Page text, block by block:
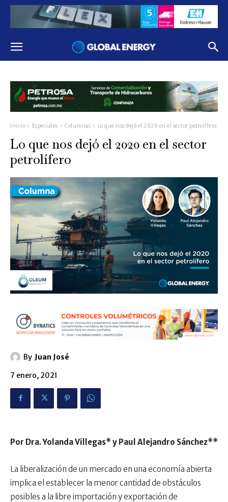
Inicio Especiales Columnas Lo que nos dejó el 2020 en el sector petrolífero
Lo que nos dejó el 2020 en el sector
petrolífero
By Juan José
7 enero, 2021
Por Dra. Yolanda Villegas* y Paul Alejandro Sánchez**
La liberalización de un mercado en una economía abierta
implica el establecer la menor cantidad de obstáculos
posibles a la libre importación y exportación de